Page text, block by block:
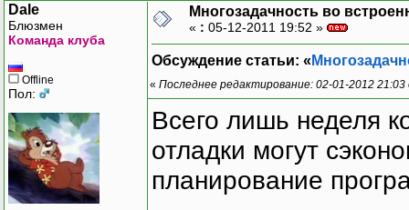
Dale
Блюзмен
Команда клуба
Offline
Пол:
Многозадачность во
« : 05-12-2011 19:52 »
Обсуждение статьи: «
« Последнее редактирование: 02-01-2012
Всего лишь неделя
отладки могут
планирование